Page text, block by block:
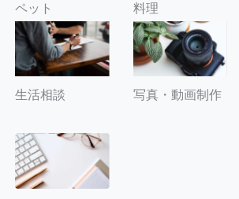
ペット 料理
生活相談 写真・動画制作